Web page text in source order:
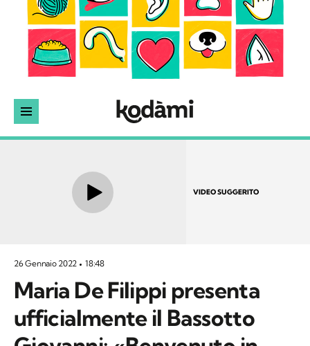
VIDEO SUGGERITO
26 Gennaio 2022 18:48
Maria De Filippi presenta
ufficialmente il Bassotto